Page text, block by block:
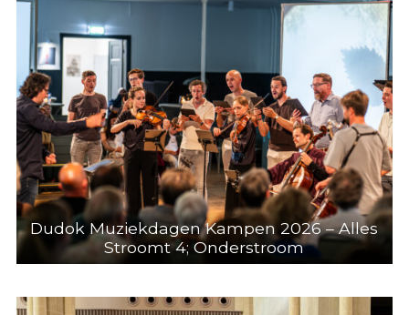
Dudok Muziekdagen Kampen 2026 – Alles
Stroomt 4; Onderstroom